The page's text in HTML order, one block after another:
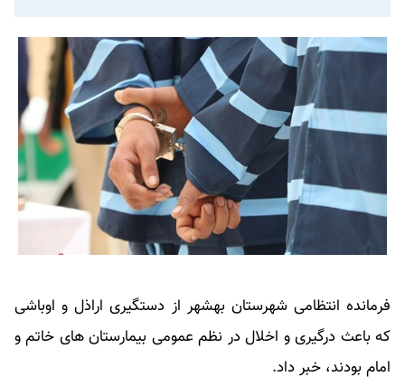
فرمانده انتظامی شهرستان بهشهر از دستگیری اراذل و اوباشی
که باعث درگیری و اخلال در نظم عمومی بیمارستان های خاتم و
امام بودند، خبر داد.